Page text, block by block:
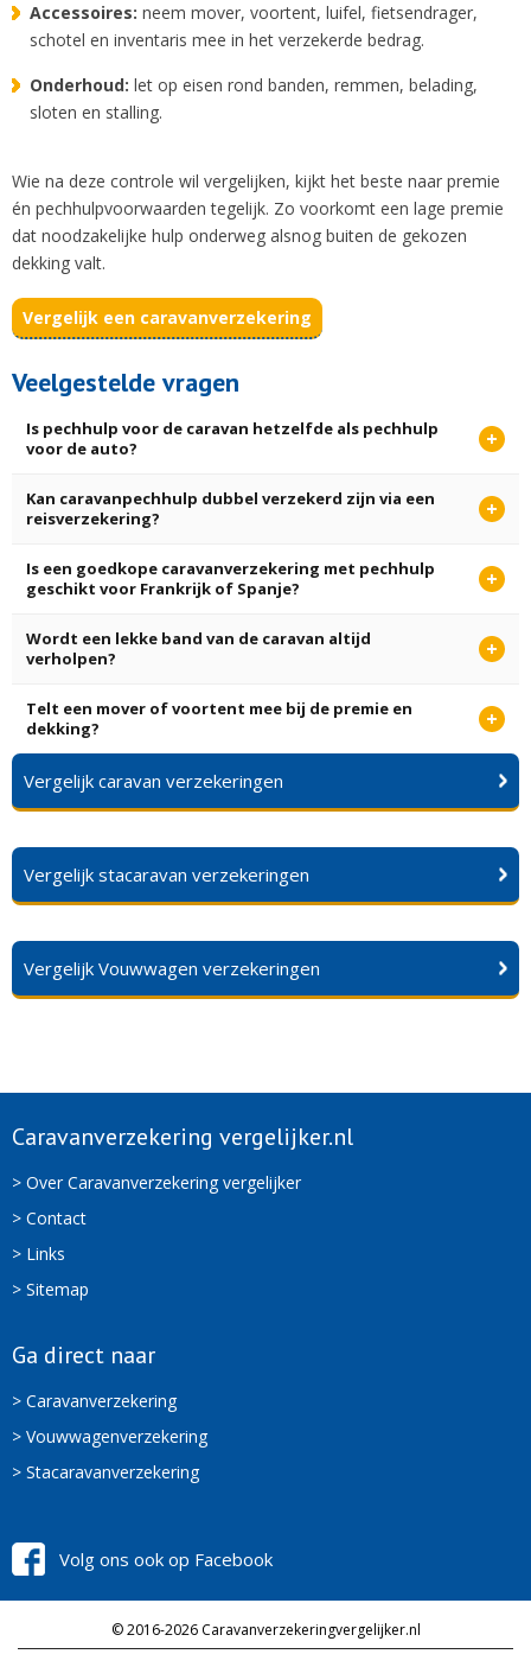
Accessoires: neem mover, voortent, luifel, fietsendrager,
schotel en inventaris mee in het verzekerde bedrag.
Onderhoud: let op eisen rond banden, remmen, belading,
sloten en stalling.
Wie na deze controle wil vergelijken, kijkt het beste naar premie
én pechhulpvoorwaarden tegelijk. Zo voorkomt een lage premie
dat noodzakelijke hulp onderweg alsnog buiten de gekozen
dekking valt.
Vergelijk een caravanverzekering
Veelgestelde vragen
Is pechhulp voor de caravan hetzelfde als pechhulp
voor de auto?
Kan caravanpechhulp dubbel verzekerd zijn via een
reisverzekering?
Is een goedkope caravanverzekering met pechhulp
geschikt voor Frankrijk of Spanje?
Wordt een lekke band van de caravan altijd
verholpen?
Telt een mover of voortent mee bij de premie en
dekking?
Vergelijk caravan verzekeringen
Vergelijk stacaravan verzekeringen
Vergelijk Vouwwagen verzekeringen
Caravanverzekering vergelijker.nl
> Over Caravanverzekering vergelijker
> Contact
> Links
> Sitemap
Ga direct naar
> Caravanverzekering
> Vouwwagenverzekering
> Stacaravanverzekering
Volg ons ook op Facebook
© 2016-2026 Caravanverzekeringvergelijker.nl